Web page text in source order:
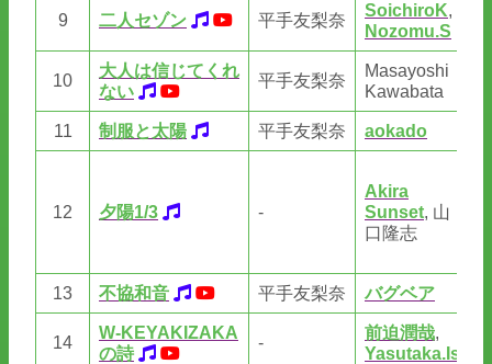
9 二人セゾン 平手友梨奈
SoichiroK,
Nozomu.S
10
大人は信じてくれ
ない
平手友梨奈
Masayoshi
Kawabata
11 制服と太陽 平手友梨奈 aokado
12 夕陽1/3 -
Akira
Sunset, 山
口隆志
13 不協和音 平手友梨奈 バグベア
14
W-KEYAKIZAKA
の詩
-
前迫潤哉,
Yasutaka.Ishio